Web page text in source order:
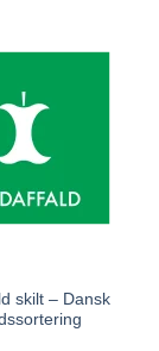
skilt – Dansk